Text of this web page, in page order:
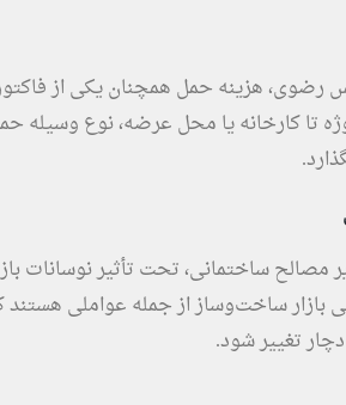
هزینه حمل همچنان یکی از
کارخانه یا محل عرضه، نوع وسیله
ساختمانی، تحت تأثیر نوسانات
بازار ساخت‌وساز از جمله عواملی
تغییر شود.